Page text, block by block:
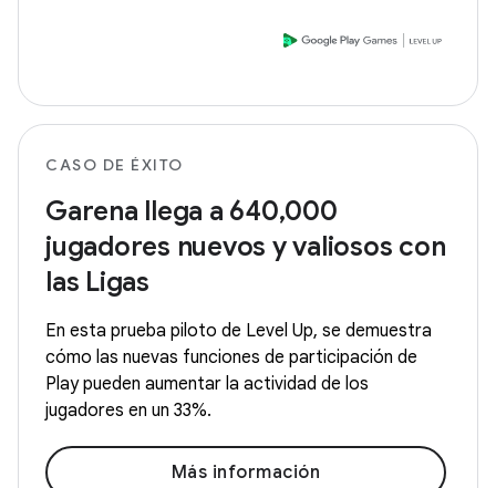
CASO DE ÉXITO
Garena llega a 640,000
jugadores nuevos y valiosos con
las Ligas
En esta prueba piloto de Level Up, se demuestra
cómo las nuevas funciones de participación de
Play pueden aumentar la actividad de los
jugadores en un 33%.
Más información